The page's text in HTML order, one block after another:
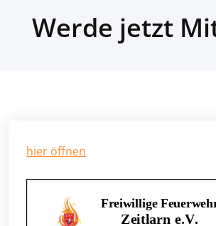
Werde jetzt
hier öffnen